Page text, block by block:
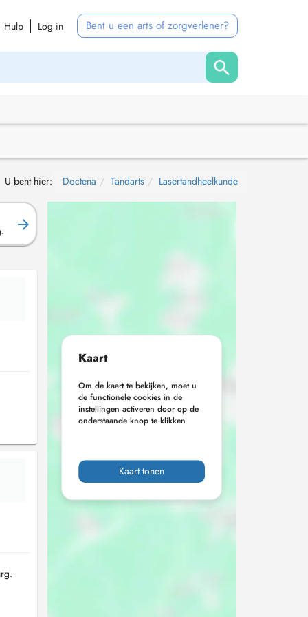
Hulp Log in Bent u een arts of zorgverlener?
U bent hier: Doctena Tandarts Lasertandheelkunde
Kaart
Om de kaart te bekijken, moet u
de functionele cookies in de
instellingen activeren door op de
onderstaande knop te klikken
Kaart tonen